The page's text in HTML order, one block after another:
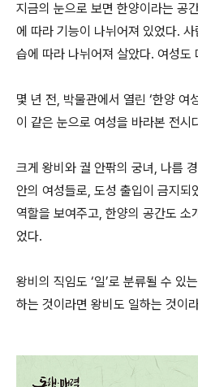
지금의 눈으로 보면 한양이라는 공
에 따라 기능이 나뉘어져 있었다.
습에 따라 나뉘어져 살았다. 여성도
몇 년 전, 박물관에서 열린 ‘한양 여
이 같은 눈으로 여성을 바라본 전시
크게 왕비와 궐 안팎의 궁녀, 나름
안의 여성들로, 도성 출입이 금지되
역할을 보여주고, 한양의 공간도 소
었다.
왕비의 직임도 ‘일’로 분류될 수 있
하는 것이라면 왕비도 일하는 것이